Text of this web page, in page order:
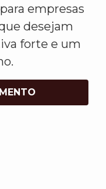
empresas
desejam
forte e um